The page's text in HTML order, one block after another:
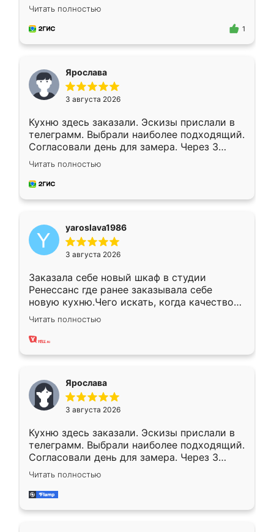
короткие сроки изготовления. Приехавший
для замера сотрудник Владислав
предложил по моему эскизу самый
Читать полностью
1
Ярослава
3 августа 2026
Кухню здесь заказали. Эскизы прислали в
телеграмм. Выбрали наиболее подходящий.
Согласовали день для замера. Через 3
недели кухня была уже готова. Остались
довольны работой. Спасибо Ренессанс
мебель за качественную работу!
Читать полностью
yaroslava1986
3 августа 2026
Заказала себе новый шкаф в студии
Ренессанс где ранее заказывала себе
новую кухню.Чего искать, когда качеством
вполне довольна. Служит кухня уже почти
два года, нареканий нет.
Читать полностью
Ярослава
3 августа 2026
Кухню здесь заказали. Эскизы прислали в
телеграмм. Выбрали наиболее подходящий.
Согласовали день для замера. Через 3
недели кухня была уже готова. Остались
довольны работой. Спасибо Ренессанс
мебель за качественную работу!
Читать полностью